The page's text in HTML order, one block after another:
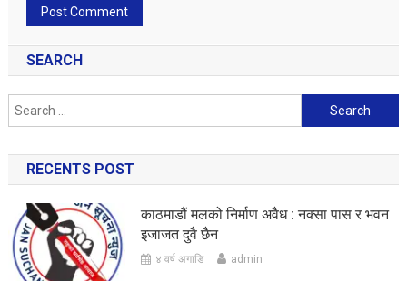
SEARCH
Search
for:
RECENTS POST
काठमाडौं मलको निर्माण अवैध : नक्सा पास र भवन
इजाजत दुवै छैन
४ वर्ष अगाडि admin